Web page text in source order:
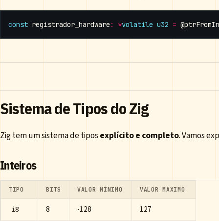
const registrador_hardware : *volatile u32 =
Sistema de Tipos do Zig
Zig tem um sistema de tiposexplícito e completo. Vamos
Inteiros
TIPO BITS VALOR MÍNIMO VALOR MÁXIMO
i8 8 -128 127